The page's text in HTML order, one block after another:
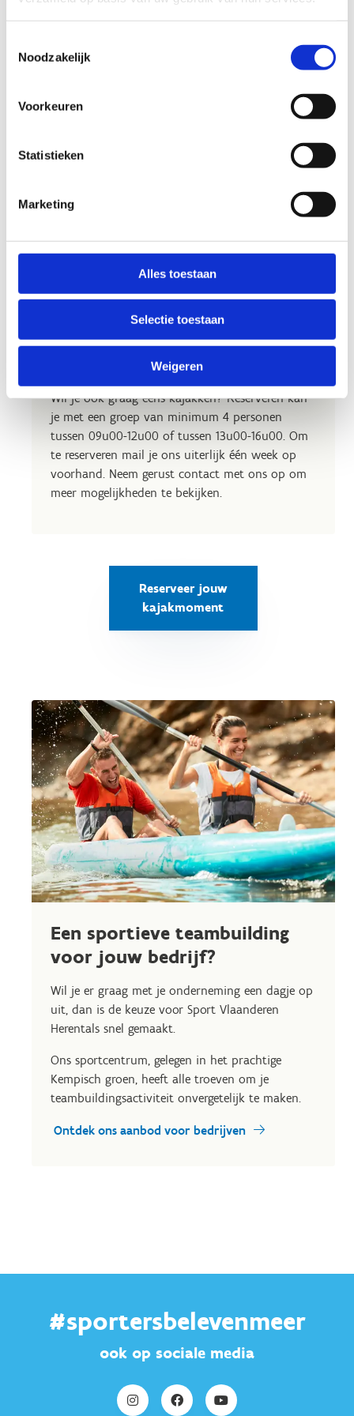
Noodzakelijk
Voorkeuren
Statistieken
Marketing
Alles toestaan
Selectie toestaan
Weigeren
Deze volledige activiteit, inclusief kajakken en
puur avontuur en plezier!
Reserveer jouw kajakmoment
Wil je ook graag eens kajakken? Reserveren kan
je met een groep van minimum 4 personen
tussen 09u00-12u00 of tussen 13u00-16u00. Om
te reserveren mail je ons uiterlijk één week op
voorhand. Neem gerust contact met ons op om
meer mogelijkheden te bekijken.
Reserveer jouw
kajakmoment
Een sportieve teambuilding
voor jouw bedrijf?
Wil je er graag met je onderneming een dagje op
uit, dan is de keuze voor Sport Vlaanderen
Herentals snel gemaakt.
Ons sportcentrum, gelegen in het prachtige
Kempisch groen, heeft alle troeven om je
teambuildingsactiviteit onvergetelijk te maken.
Ontdek ons aanbod voor bedrijven
#sportersbelevenmeer
ook op sociale media